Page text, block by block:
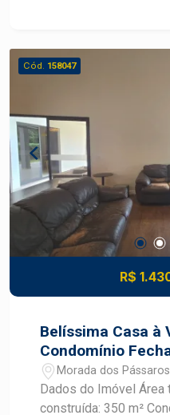
o verde. Condomínio
de vida e excelente
Localização
cercado pela natureza
completa. Um terreno com grande potencial para
quem busca
diferenciado. Agende uma visita e conheça de
perto esta
Cód. 158047
R$
Belíssima Casa à
Condomínio
Pássaros
Morada dos
Dados do Imóvel Área
construída: 350 m²